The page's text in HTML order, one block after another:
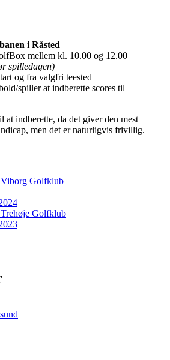
i Råsted
mellem kl. 10.00 og 12.00
spilledagen)
og fra valgfri teested
spiller at indberette scores til
indberette, da det giver den mest
men det er naturligvis frivillig.
Golfklub
Golfklub